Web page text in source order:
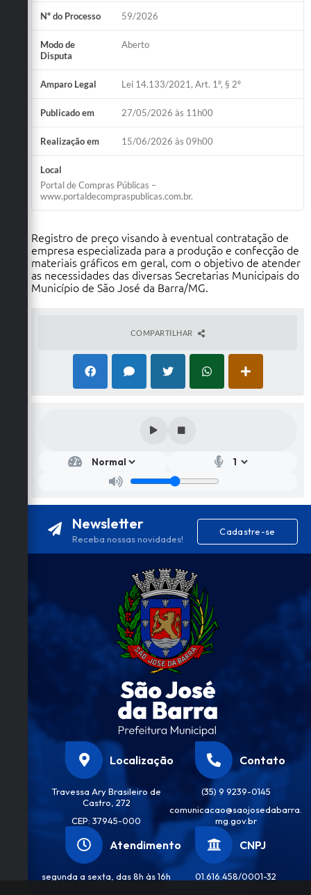
Nº do Processo 59/2026
Modo de
Disputa
Aberto
Amparo Legal Lei 14.133/2021, Art. 1º, § 2º
Publicado em 27/05/2026 às 11h00
Realização em 15/06/2026 às 09h00
Local
Portal de Compras Públicas –
www.portaldecompraspublicas.com.br.
Registro de preço visando à eventual contratação de
empresa especializada para a produção e confecção de
materiais gráficos em geral, com o objetivo de atender
as necessidades das diversas Secretarias Municipais do
Município de São José da Barra/MG.
COMPARTILHAR
Newsletter
Receba nossas novidades!
Cadastre-se
Localização
Travessa Ary Brasileiro de
Castro, 272
CEP: 37945-000
Contato
(35) 9 9239-0145
comunicacao@saojosedabarra.
mg.gov.br
Atendimento
segunda a sexta, das 8h às 16h
CNPJ
01.616.458/0001-32